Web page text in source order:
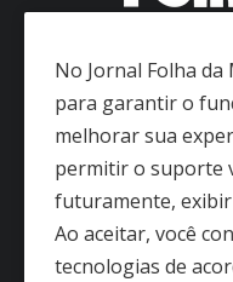
Com mais
uma
Mineira.
da Mata
um dos
interior de
No Jornal Folha
para garantir o
melhorar sua
permitir o suporte
futuramente,
Ao aceitar, você
tecnologias de